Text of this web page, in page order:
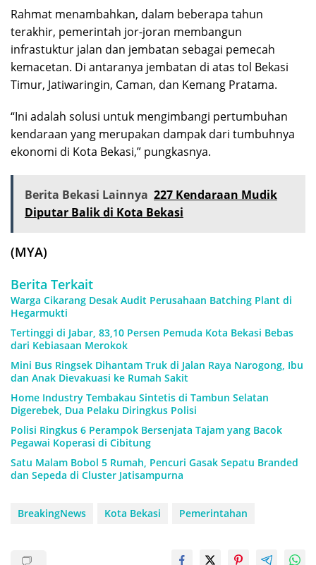
Rahmat menambahkan, dalam beberapa tahun
terakhir, pemerintah jor-joran membangun
infrastuktur jalan dan jembatan sebagai pemecah
kemacetan. Di antaranya jembatan di atas tol Bekasi
Timur, Jatiwaringin, Caman, dan Kemang Pratama.
“Ini adalah solusi untuk mengimbangi pertumbuhan
kendaraan yang merupakan dampak dari tumbuhnya
ekonomi di Kota Bekasi,” pungkasnya.
Berita Bekasi Lainnya 227 Kendaraan Mudik
Diputar Balik di Kota Bekasi
(MYA)
Berita Terkait
Warga Cikarang Desak Audit Perusahaan Batching Plant di
Hegarmukti
Tertinggi di Jabar, 83,10 Persen Pemuda Kota Bekasi Bebas
dari Kebiasaan Merokok
Mini Bus Ringsek Dihantam Truk di Jalan Raya Narogong, Ibu
dan Anak Dievakuasi ke Rumah Sakit
Home Industry Tembakau Sintetis di Tambun Selatan
Digerebek, Dua Pelaku Diringkus Polisi
Polisi Ringkus 6 Perampok Bersenjata Tajam yang Bacok
Pegawai Koperasi di Cibitung
Satu Malam Bobol 5 Rumah, Pencuri Gasak Sepatu Branded
dan Sepeda di Cluster Jatisampurna
BreakingNews Kota Bekasi Pemerintahan